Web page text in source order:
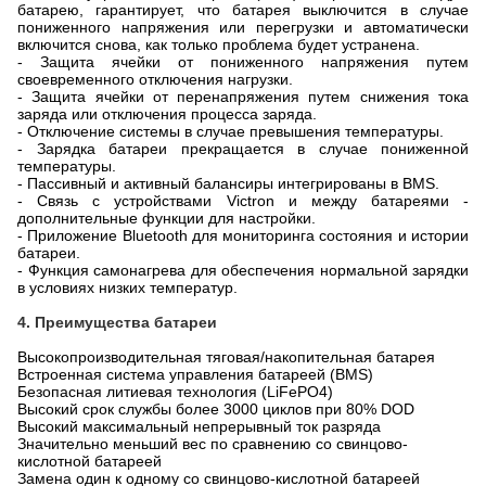
для открытия
балансировки
балансир)
30 мВ (активный
балансир)
Ток пассивного
баланса
50-100 мА
Ток активного
баланса
1-5 А
ТЕМПЕРАТУРНЫЕ
ХАРАКТЕРИСТИКИ
Температура разряда
-4~140ºF (-20 ~60℃)
Температура заряда
32~140ºF (0℃~+60℃)
Диапазон температур хранения<1
месяц
-4~122ºF (-20℃~+50℃)
Диапазон температур хранения >1
месяц
23~104ºF (-5℃~+40℃)
Температурная защита FET
3. Система управления батареей (BMS)
Система управления батареей (BMS), встроенная в каждую
батарею, гарантирует, что батарея выключится в случае
пониженного напряжения или перегрузки и автоматически
включится снова, как только проблема будет устранена.